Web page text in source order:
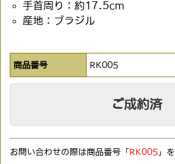
手首周り：約17.5cm
産地：ブラジル
商品番号 RK005
ご成約済
お問い合わせの際は商品番号「 RK005」